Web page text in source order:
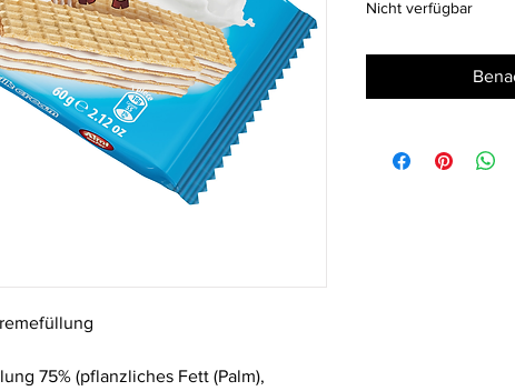
75% (pflanzliches Fett (Palm),
Nicht verfügbar